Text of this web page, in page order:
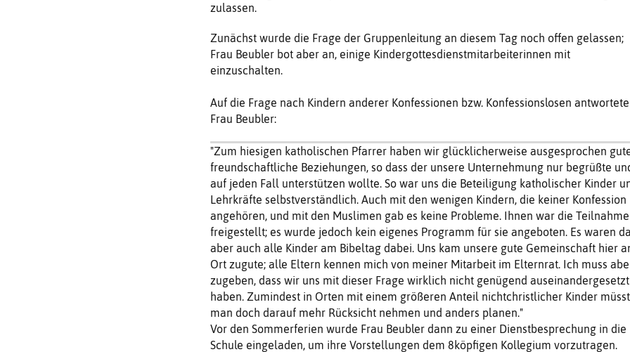
zulassen.
Zunächst wurde die Frage der Gruppenleitung an diesem Tag noch offen gelassen;
Frau Beubler bot aber an, einige Kindergottesdienstmitarbeiterinnen mit
einzuschalten.
Auf die Frage nach Kindern anderer Konfessionen bzw. Konfessionslosen antwortete
Frau Beubler:
"Zum hiesigen katholischen Pfarrer haben wir glücklicherweise ausgesprochen
freundschaftliche Beziehungen, so dass der unsere Unternehmung nur begrüßte
auf jeden Fall unterstützen wollte. So war uns die Beteiligung katholischer Kinder
Lehrkräfte selbstverständlich. Auch mit den wenigen Kindern, die keiner Konfession
angehören, und mit den Muslimen gab es keine Probleme. Ihnen war die Teilnahme
freigestellt; es wurde jedoch kein eigenes Programm für sie angeboten. Es waren
aber auch alle Kinder am Bibeltag dabei. Uns kam unsere gute Gemeinschaft hier
Ort zugute; alle Eltern kennen mich von meiner Mitarbeit im Elternrat. Ich muss
zugeben, dass wir uns mit dieser Frage wirklich nicht genügend auseinandergesetzt
haben. Zumindest in Orten mit einem größeren Anteil nichtchristlicher Kinder
man doch darauf mehr Rücksicht nehmen und anders planen."
Vor den Sommerferien wurde Frau Beubler dann zu einer Dienstbesprechung in die
Schule eingeladen, um ihre Vorstellungen dem 8köpfigen Kollegium vorzutragen.